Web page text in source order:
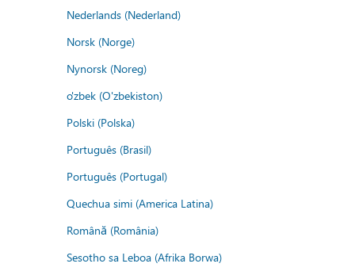
Nederlands (Nederland)
Norsk (Norge)
Nynorsk (Noreg)
o'zbek (O'zbekiston)
Polski (Polska)
Português (Brasil)
Português (Portugal)
Quechua simi (America Latina)
Română (România)
Sesotho sa Leboa (Afrika Borwa)